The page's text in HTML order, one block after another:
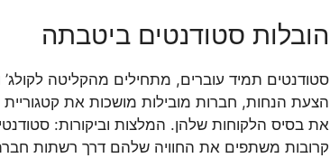
הובלות סטודנטים ביטבתה
סטודנטים תמיד עוברים, מתחילים מהקליטה
הצעת הנחות, חברות מובילות מושכות את
את בסיס הלקוחות שלהן. המלצות וביקורות:
קרובות משתפים את החוויה שלהם דרך רשתות